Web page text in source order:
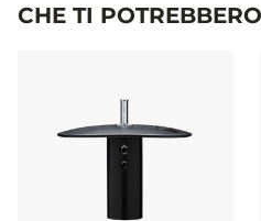
CHE TI